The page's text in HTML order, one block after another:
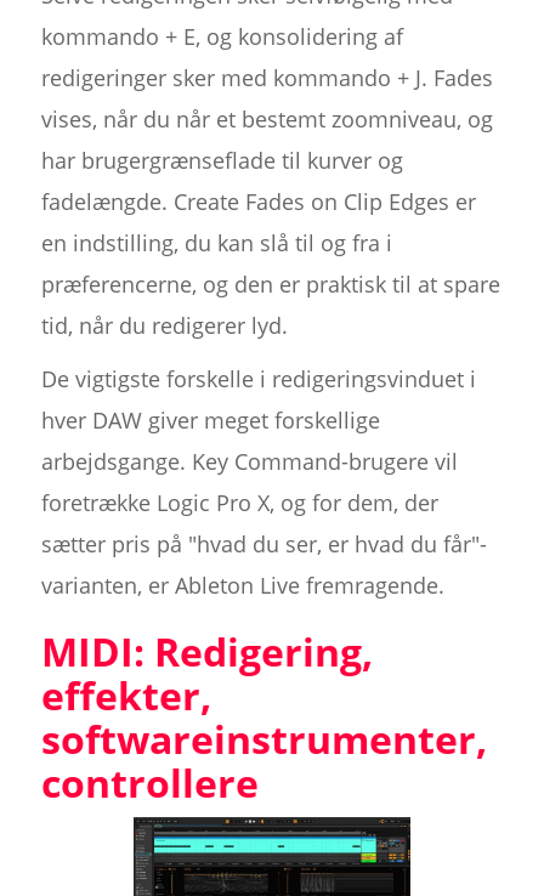
kommando + E, og konsolidering af
redigeringer sker med kommando + J. Fades
vises, når du når et bestemt zoomniveau, og
har brugergrænseflade til kurver og
fadelængde. Create Fades on Clip Edges er
en indstilling, du kan slå til og fra i
præferencerne, og den er praktisk til at spare
tid, når du redigerer lyd.
De vigtigste forskelle i redigeringsvinduet i
hver DAW giver meget forskellige
arbejdsgange. Key Command-brugere vil
foretrække Logic Pro X, og for dem, der
sætter pris på "hvad du ser, er hvad du får"-
varianten, er Ableton Live fremragende.
MIDI: Redigering,
effekter,
softwareinstrumenter,
controllere